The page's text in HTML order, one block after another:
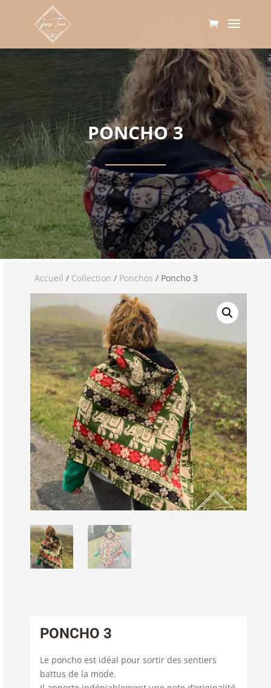
PONCHO 3
Accueil / Collection / Ponchos / Poncho 3
PONCHO 3
Le poncho est idéal pour sortir des sentiers
battus de la mode.